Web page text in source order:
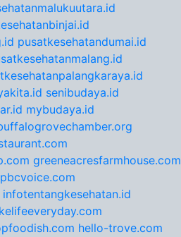
pusatkesehatandumai.id
senibudaya.id
mybudaya.id
greeneacresfarmhouse.com
pbcvoice.com
infotentangkesehatan.id
hello-trove.com